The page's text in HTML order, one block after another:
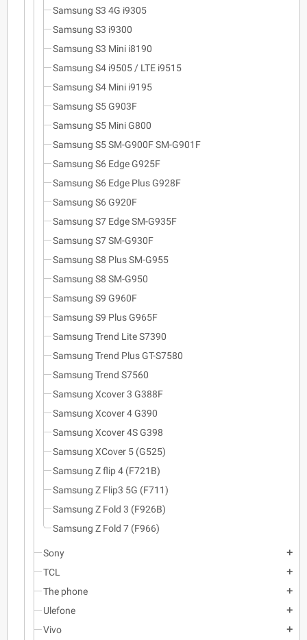
Samsung S3 4G i9305
Samsung S3 i9300
Samsung S3 Mini i8190
Samsung S4 i9505 / LTE i9515
Samsung S4 Mini i9195
Samsung S5 G903F
Samsung S5 Mini G800
Samsung S5 SM-G900F SM-G901F
Samsung S6 Edge G925F
Samsung S6 Edge Plus G928F
Samsung S6 G920F
Samsung S7 Edge SM-G935F
Samsung S7 SM-G930F
Samsung S8 Plus SM-G955
Samsung S8 SM-G950
Samsung S9 G960F
Samsung S9 Plus G965F
Samsung Trend Lite S7390
Samsung Trend Plus GT-S7580
Samsung Trend S7560
Samsung Xcover 3 G388F
Samsung Xcover 4 G390
Samsung Xcover 4S G398
Samsung XCover 5 (G525)
Samsung Z flip 4 (F721B)
Samsung Z Flip3 5G (F711)
Samsung Z Fold 3 (F926B)
Samsung Z Fold 7 (F966)
Sony add
TCL add
The phone add
Ulefone add
Vivo add